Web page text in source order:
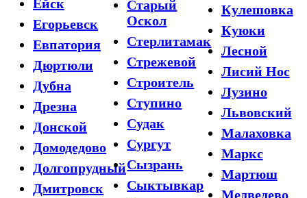
Ейск
Егорьевск
Евпатория
Дюртюли
Дубна
Дрезна
Донской
Домодедово
Долгопрудный
Дмитровск
Старый
Оскол
Стерлитамак
Стрежевой
Строитель
Ступино
Судак
Сургут
Сызрань
Сыктывкар
Кулешовка
Куюки
Лесной
Лисий Нос
Лузино
Львовский
Малаховка
Маркс
Мартюш
Медведево